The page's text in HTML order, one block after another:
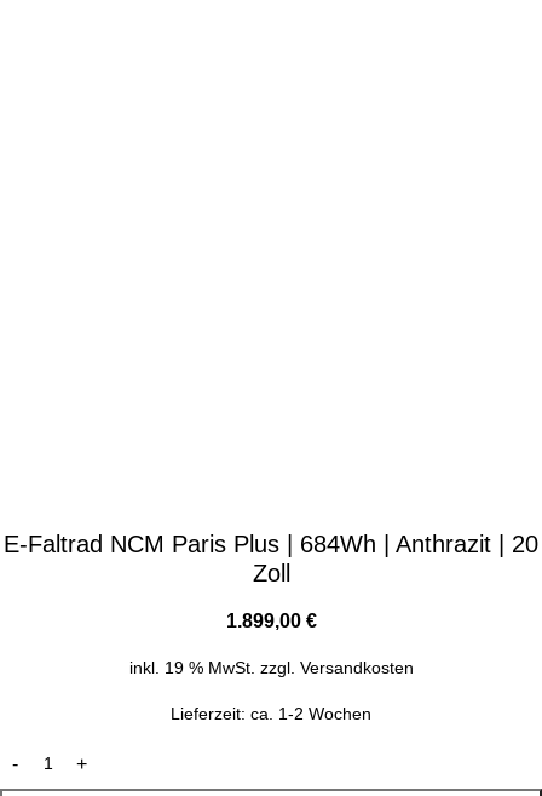
E-Faltrad NCM Paris Plus | 684Wh | Anthrazit | 20
Zoll
1.899,00 €
inkl. 19 % MwSt. zzgl. Versandkosten
Lieferzeit: ca. 1-2 Wochen